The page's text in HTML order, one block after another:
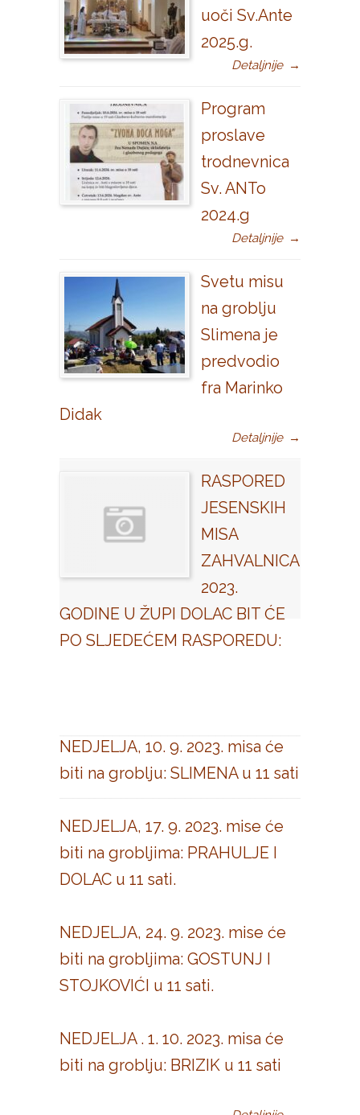
uoči Sv.Ante
2025.g.
Detaljnije →
Program
proslave
trodnevnica
Sv. ANTo
2024.g
Detaljnije →
Svetu misu
na groblju
Slimena je
predvodio
fra Marinko
Didak
Detaljnije →
RASPORED
JESENSKIH
MISA
ZAHVALNICA
2023.
GODINE U ŽUPI DOLAC BIT ĆE
PO SLJEDEĆEM RASPOREDU:
NEDJELJA, 10. 9. 2023. misa će
biti na groblju: SLIMENA u 11 sati
NEDJELJA, 17. 9. 2023. mise će
biti na grobljima: PRAHULJE I
DOLAC u 11 sati.
NEDJELJA, 24. 9. 2023. mise će
biti na grobljima: GOSTUNJ I
STOJKOVIĆI u 11 sati.
NEDJELJA . 1. 10. 2023. misa će
biti na groblju: BRIZIK u 11 sati